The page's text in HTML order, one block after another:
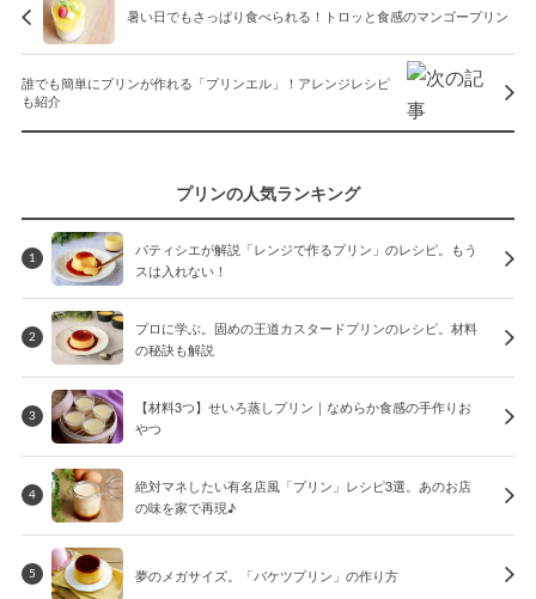
暑い日でもさっぱり食べられる！トロッと食感のマンゴープリン
誰でも簡単にプリンが作れる「プリンエル」！アレンジレシピ
も紹介
プリンの人気ランキング
1
パティシエが解説「レンジで作るプリン」のレシピ。もう
スは入れない！
2
プロに学ぶ。固めの王道カスタードプリンのレシピ。材料
の秘訣も解説
3
【材料3つ】せいろ蒸しプリン｜なめらか食感の手作りお
やつ
4
絶対マネしたい有名店風「プリン」レシピ3選。あのお店
の味を家で再現♪
5 夢のメガサイズ。「バケツプリン」の作り方